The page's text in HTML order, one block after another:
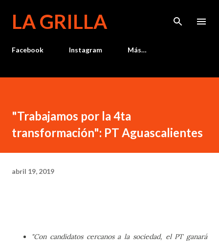
LA GRILLA
Facebook Instagram Más…
"Trabajamos por la 4ta
transformación": PT Aguascalientes
abril 19, 2019
"Con candidatos cercanos a la sociedad, el PT ganará